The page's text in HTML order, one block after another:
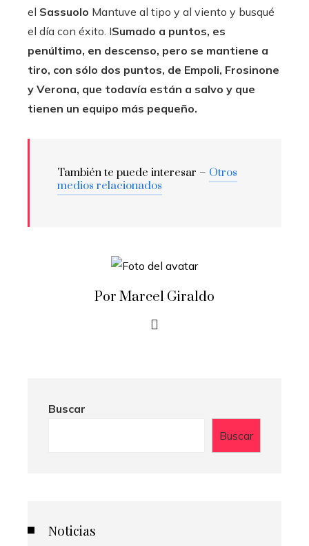
el Sassuolo Mantuve al tipo y al viento y busqué
el día con éxito. ISumado a puntos, es
penúltimo, en descenso, pero se mantiene a
tiro, con sólo dos puntos, de Empoli, Frosinone
y Verona, que todavía están a salvo y que
tienen un equipo más pequeño.
También te puede interesar – Otros
medios relacionados
Por Marcel Giraldo
Buscar
Buscar
Noticias